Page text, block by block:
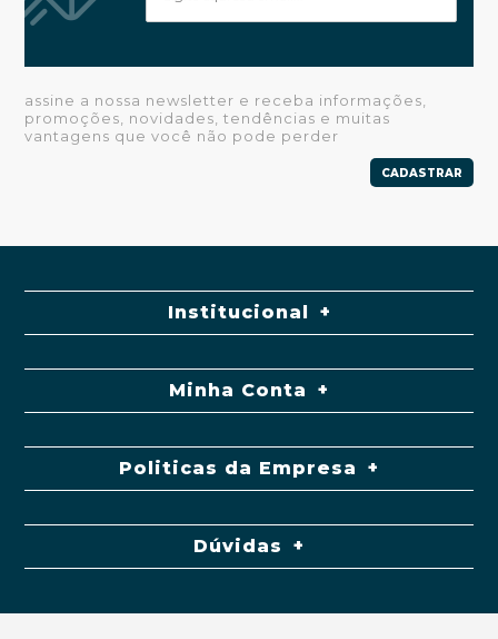
assine a nossa newsletter e receba informações,
promoções, novidades, tendências e muitas
vantagens que você não pode perder
CADASTRAR
Institucional
Minha Conta
Politicas da Empresa
Dúvidas